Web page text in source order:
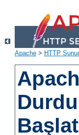
Apache > HTTP